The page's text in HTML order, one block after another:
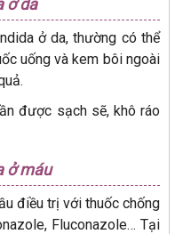
ở da
ở da, thường có thể
uống và kem bôi ngoài
được sạch sẽ, khô ráo
ở máu
điều trị với thuốc chống
Fluconazole… Tại